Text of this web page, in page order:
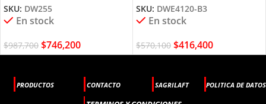
SKU: DW255
En stock
$987,700 $746,200
SKU: DWE4120-B3
En stock
$570,100 $416,400
PRODUCTOS CONTACTO SAGRILAFT POLITICA DE DATOS